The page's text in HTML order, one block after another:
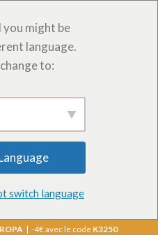
might be
language.
to:
switch language
| -4€ avec le code K3250